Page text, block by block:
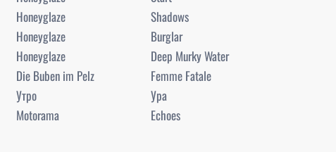
Honeyglaze
Shadows
Honeyglaze
Burglar
Honeyglaze
Deep Murky Water
Die Buben im Pelz
Femme Fatale
Утро
Ура
Motorama
Echoes